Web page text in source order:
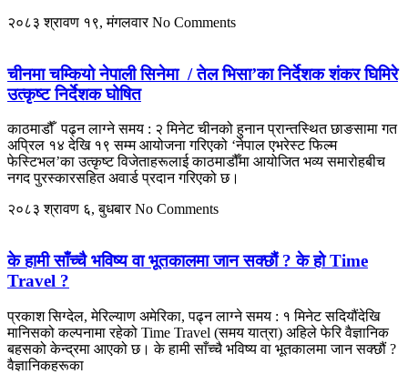
२०८३ श्रावण १९, मंगलवारNo Comments
चीनमा चम्कियो नेपाली सिनेमा / तेल भिसा’का निर्देशक शंकर घिमिरे
उत्कृष्ट निर्देशक घोषित
काठमाडौँ पढ्न लाग्ने समय : २ मिनेट चीनको हुनान प्रान्तस्थित छाङसामा गत
अप्रिल १४ देखि १९ सम्म आयोजना गरिएको ‘नेपाल एभरेस्ट फिल्म
फेस्टिभल’का उत्कृष्ट विजेताहरूलाई काठमाडौँमा आयोजित भव्य समारोहबीच
नगद पुरस्कारसहित अवार्ड प्रदान गरिएको छ।
२०८३ श्रावण ६, बुधबारNo Comments
के हामी साँच्चै भविष्य वा भूतकालमा जान सक्छौं ? के हो Time
Travel ?
प्रकाश सिग्देल, मेरिल्याण अमेरिका, पढ्न लाग्ने समय : १ मिनेट सदियौंदेखि
मानिसको कल्पनामा रहेको Time Travel (समय यात्रा) अहिले फेरि वैज्ञानिक
बहसको केन्द्रमा आएको छ। के हामी साँच्चै भविष्य वा भूतकालमा जान सक्छौं ?
वैज्ञानिकहरूका